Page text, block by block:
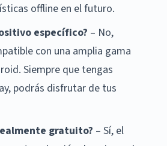
offline en el futuro.
específico? – No,
con una amplia gama
Siempre que tengas
podrás disfrutar de tus
gratuito? – Sí, el